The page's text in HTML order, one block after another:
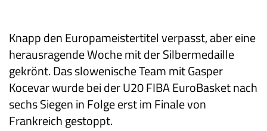
Knapp den Europameistertitel verpasst, aber eine
herausragende Woche mit der Silbermedaille
gekrönt. Das slowenische Team mit Gasper
Kocevar wurde bei der U20 FIBA EuroBasket nach
sechs Siegen in Folge erst im Finale von
Frankreich gestoppt.